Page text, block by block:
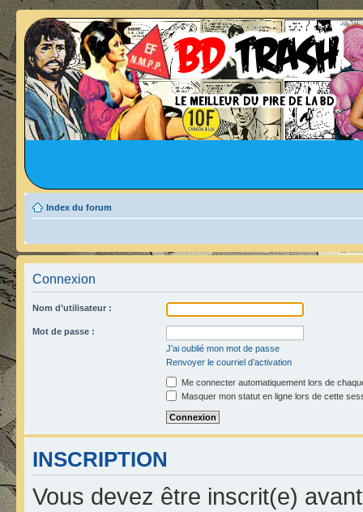
Index du forum
Connexion
Nom d’utilisateur :
Mot de passe :
J’ai oublié mon mot de passe
Renvoyer le courriel d’activation
Me connecter automatiquement lors de
Masquer mon statut en ligne lors de cette
INSCRIPTION
Vous devez être inscrit(e)